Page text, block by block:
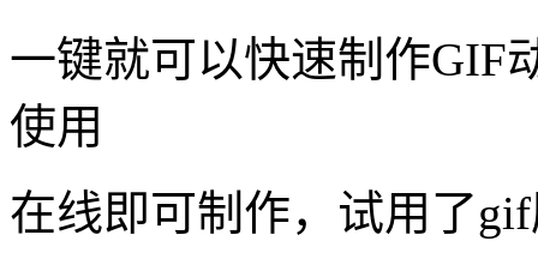
一键就可以快速制作GIF
使用
在线即可制作，试用了